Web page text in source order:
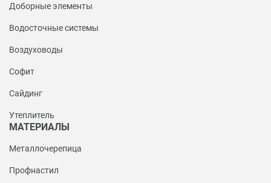
Доборные элементы
Водосточные системы
Воздуховоды
Софит
Сайдинг
Утеплитель
МАТЕРИАЛЫ
Металлочерепица
Профнастил